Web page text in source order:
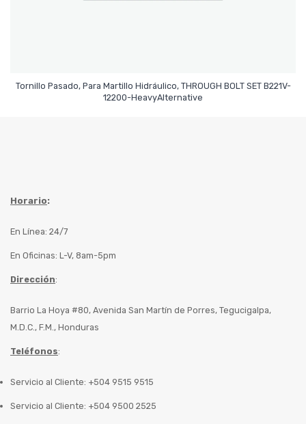
Tornillo Pasado, Para Martillo Hidráulico, THROUGH BOLT SET B221V-
12200-HeavyAlternative
Leer Más
Horario:
En Línea: 24/7
En Oficinas: L-V, 8am-5pm
Dirección:
Barrio La Hoya #80, Avenida San Martín de Porres, Tegucigalpa,
M.D.C., F.M., Honduras
Teléfonos:
Servicio al Cliente: +504 9515 9515
Servicio al Cliente: +504 9500 2525